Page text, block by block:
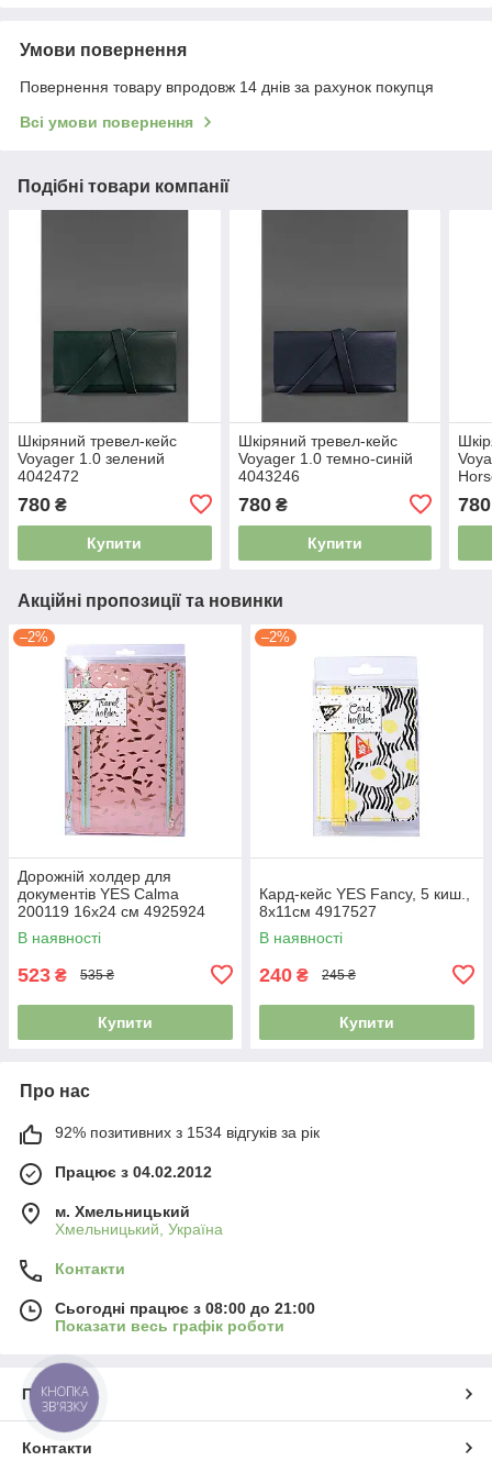
Умови повернення
Повернення товару впродовж 14 днів за рахунок покупця
Всі умови повернення
Подібні товари компанії
Шкіряний тревел-кейс
Voyager 1.0 зелений
4042472
780 ₴
Купити
Шкіряний тревел-кейс
Voyager 1.0 темно-синій
4043246
780₴
Купити
780
Акційні пропозиції та новинки
–2%
Дорожній холдер для
документів YES Calma
200119 16х24 см 4925924
В наявності
523 ₴ 535 ₴
Купити
–2%
Кард-кейс YES Fancy, 5 киш.,
8х11см 4917527
В наявності
240 ₴ 245 ₴
Купити
Про нас
92% позитивних з 1534 відгуків за рік
Працює з 04.02.2012
м. Хмельницький
Хмельницький, Україна
Контакти
Сьогодні працює з 08:00 до 21:00
Показати весь графік роботи
Про нас
Контакти
КНОПКА
ЗВ'ЯЗКУ